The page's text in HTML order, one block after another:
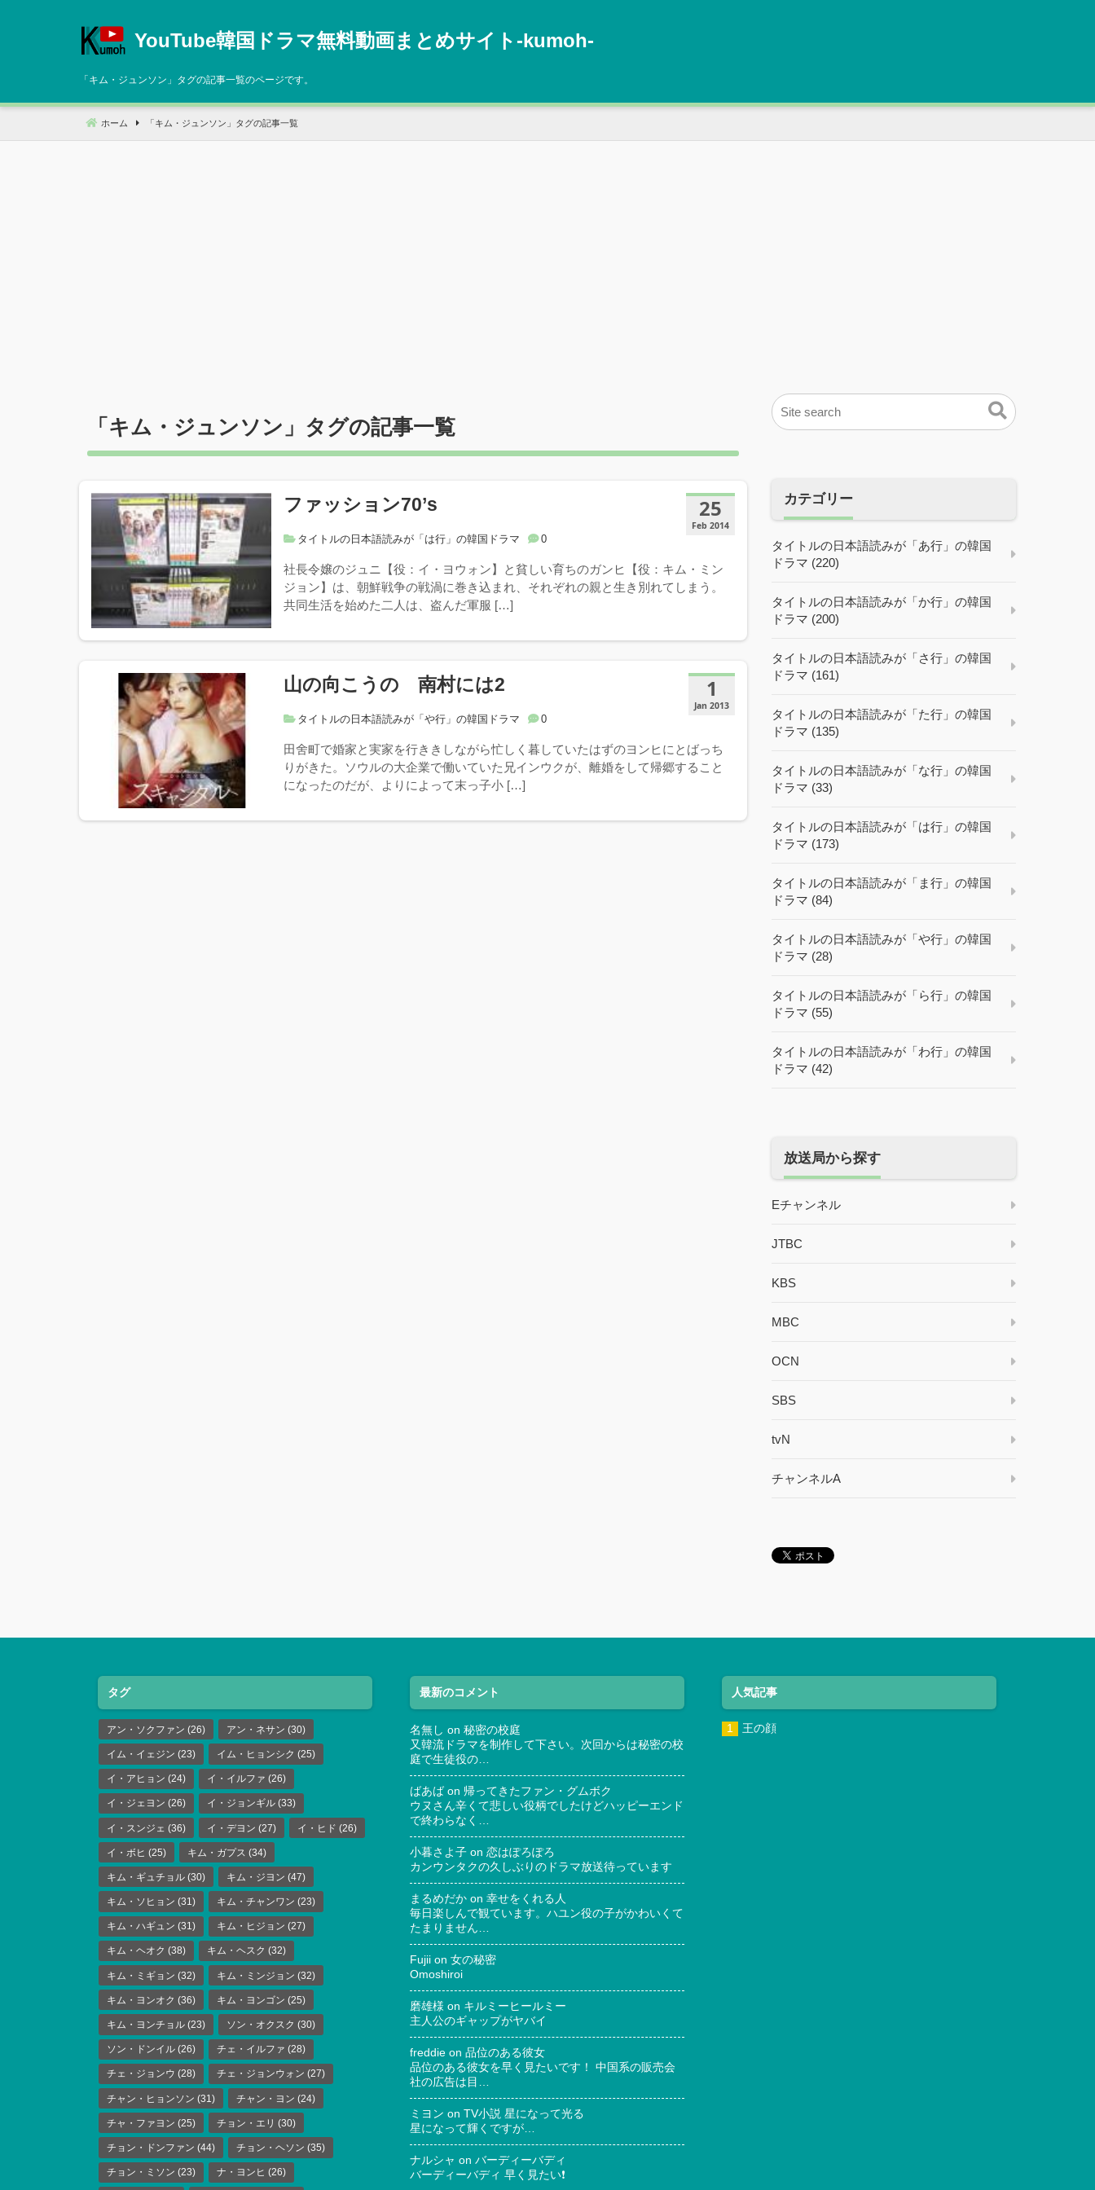
へ
動
YouTube韓国ドラマ無料動画まとめサイト‐kumoh‐
「 キム・ジュンソン 」タグの記事一覧のページです。
ホーム 「 キム・ジュンソン 」タグの記事一覧
「 キム・ジュンソン 」タグの記事一覧
25
Feb 2014
ファッション70’s
タイトルの日本語読みが「は行」の韓国ドラマ 0
社長令嬢のジュニ【役：イ・ヨウォン】と貧しい育ちのガンヒ【役：キム・ミン
ジョン】は、朝鮮戦争の戦渦に巻き込まれ、それぞれの親と生き別れてしまう。
共同生活を始めた二人は、盗んだ軍服 […]
1
Jan 2013
山の向こうの 南村には2
タイトルの日本語読みが「や行」の韓国ドラマ 0
田舍町で婚家と実家を行ききしながら忙しく暮していたはずのヨンヒにとばっち
りがきた。ソウルの大企業で働いていた兄インウクが、離婚をして帰郷すること
になったのだが、よりによって末っ子小 […]
カテゴリー
タイトルの日本語読みが「あ行」の韓国
ドラマ (220)
タイトルの日本語読みが「か行」の韓国
ドラマ (200)
タイトルの日本語読みが「さ行」の韓国
ドラマ (161)
タイトルの日本語読みが「た行」の韓国
ドラマ (135)
タイトルの日本語読みが「な行」の韓国
ドラマ (33)
タイトルの日本語読みが「は行」の韓国
ドラマ (173)
タイトルの日本語読みが「ま行」の韓国
ドラマ (84)
タイトルの日本語読みが「や行」の韓国
ドラマ (28)
タイトルの日本語読みが「ら行」の韓国
ドラマ (55)
タイトルの日本語読みが「わ行」の韓国
ドラマ (42)
放送局から探す
Eチャンネル
JTBC
KBS
MBC
OCN
SBS
tvN
チャンネルA
タグ
アン・ソクファン (26) アン・ネサン (30)
イム・イェジン (23) イム・ヒョンシク (25)
イ・アヒョン (24) イ・イルファ (26)
イ・ジェヨン (26) イ・ジョンギル (33)
イ・スンジェ (36) イ・デヨン (27) イ・ヒド (26)
イ・ボヒ (25) キム・ガプス (34)
キム・ギュチョル (30) キム・ジヨン (47)
キム・ソヒョン (31) キム・チャンワン (23)
キム・ハギュン (31) キム・ヒジョン (27)
キム・ヘオク (38) キム・ヘスク (32)
キム・ミギョン (32) キム・ミンジョン (32)
キム・ヨンオク (36) キム・ヨンゴン (25)
キム・ヨンチョル (23) ソン・オクスク (30)
ソン・ドンイル (26) チェ・イルファ (28)
チェ・ジョンウ (28) チェ・ジョンウォン (27)
チャン・ヒョンソン (31) チャン・ヨン (24)
チャ・ファヨン (25) チョン・エリ (30)
チョン・ドンファン (44) チョン・ヘソン (35)
チョン・ミソン (23) ナ・ヨンヒ (26)
最新のコメント
名無し on 秘密の校庭
又韓流ドラマを制作して下さい。次回からは秘密の校
庭で生徒役の…
ばあば on 帰ってきたファン・グムボク
ウヌさん辛くて悲しい役柄でしたけどハッピーエンド
で終わらなく…
小暮さよ子 on 恋はぽろぽろ
カンウンタクの久しぶりのドラマ放送待っています
まるめだか on 幸せをくれる人
毎日楽しんで観ています。ハユン役の子がかわいくて
たまりません…
Fujii on 女の秘密
Omoshiroi
磨雄様 on キルミーヒールミー
主人公のギャップがヤバイ
freddie on 品位のある彼女
品位のある彼女を早く見たいです！ 中国系の販売会
社の広告は目…
ミヨン on TV小説 星になって光る
星になって輝くですが…
ナルシャ on バーディーバディ
バーディーバディ 早く見たい❗
人気記事
王の顔